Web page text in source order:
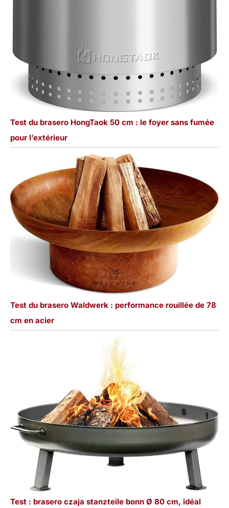
Test du brasero HongTaok 50 cm : le foyer sans fumée
pour l’extérieur
Test du brasero Waldwerk : performance rouillée de 78
cm en acier
Test : brasero czaja stanzteile bonn Ø 80 cm, idéal